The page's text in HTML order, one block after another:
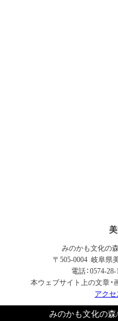
みのかも文化の
〒505-0004 岐阜県
電話：0574-
本ウェブサイト上の文章・
アクセ
みのかも文化の